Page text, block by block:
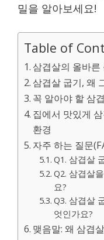
밀을 알아보세요!
Table of
삼겹살의 올바른
삼겹살 굽기, 왜
꼭 알아야 할 삼
집에서 맛있게
환경
자주 하는 질문
Q1. 삼겹살
Q2. 삼겹살
요?
Q3. 삼겹살
엇인가요?
맺음말: 왜 삼겹